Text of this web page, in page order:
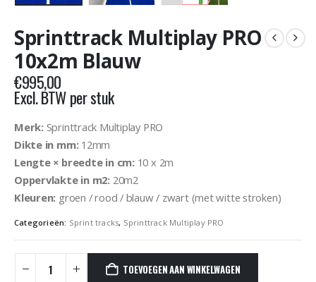
Sprinttrack Multiplay PRO
10x2m Blauw
€995,00
Excl. BTW per stuk
Merk: Sprinttrack Multiplay PRO
Dikte in mm: 12mm
Lengte × breedte in cm: 10 x 2m
Oppervlakte in m2: 20m2
Kleuren: groen / rood / blauw / zwart (met witte stroken)
Categorieën: Sprint tracks, Sprinttrack Multiplay PRO
TOEVOEGEN AAN WINKELWAGEN